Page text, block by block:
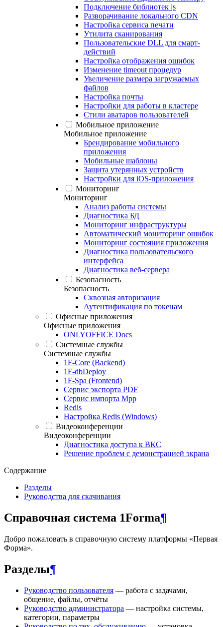
Подключение библиотек js
Разворачивание локального CDN
Настройка сервиса печати
Утилита сканирования
Пользовательские DLL для смарт-
действий
Настройка отображения ошибок
Изменение timeout процедур
Увеличение размера загружаемых
файлов
Настройка почты
Настройки для работы в кластере
Стили аватаров пользователей
Мобильное приложение
Мобильное приложение
Брендирование мобильного
приложения
Мобильные шаблоны
Защита утерянных устройств
Настройки для iOS-приложения
Мониторинг
Мониторинг
Анализ работы системы
Диагностика БД
Мониторинг инфраструктуры
Автоматический мониторинг ошибок
Мониторинг состояния приложения
Диагностика пользовательского
интерфейса
Диагностика веб-сервера
Безопасность
Безопасность
Сквозная авторизация
Аутентификация по токенам
Офисные приложения
Офисные приложения
ONLYOFFICE Docs
Системные службы
Системные службы
1F-Core (Backend)
1F-dbDeploy
1F-Spa (Frontend)
Сервис экспорта PDF
Сервис импорта Mpp
Redis
Настройка Redis (Windows)
Видеоконференции
Видеоконференции
Диагностика доступа к ВКС
Решение проблем с демонстрацией экрана
Содержание
Разделы
Руководства для скачивания
Справочная система 1Forma¶
Добро пожаловать в справочную систему платформы «Первая
Форма».
Разделы¶
Руководство пользователя — работа с задачами,
общение, файлы, отчёты
Руководство администратора — настройка системы,
категории, параметры